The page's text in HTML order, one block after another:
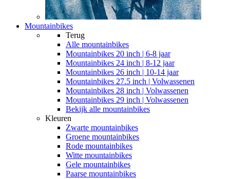
Mountainbikes
Terug
Alle mountainbikes
Mountainbikes 20 inch | 6-8 jaar
Mountainbikes 24 inch | 8-12 jaar
Mountainbikes 26 inch | 10-14 jaar
Mountainbikes 27.5 inch | Volwassenen
Mountainbikes 28 inch | Volwassenen
Mountainbikes 29 inch | Volwassenen
Bekijk alle mountainbikes
Kleuren
Zwarte mountainbikes
Groene mountainbikes
Rode mountainbikes
Witte mountainbikes
Gele mountainbikes
Paarse mountainbikes